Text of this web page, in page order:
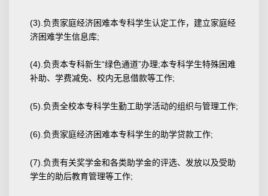
(3).负责家庭经济困难本专科学生认定工作，建立家庭经
济困难学生信息库;
(4).负责本专科新生“绿色通道”办理;本专科学生特殊困难
补助、学费减免、校内无息借款等工作;
(5).负责全校本专科学生勤工助学活动的组织与管理工作;
(6).负责家庭经济困难本专科学生的助学贷款工作;
(7).负责有关奖学金和各类助学金的评选、发放以及受助
学生的助后教育管理等工作;